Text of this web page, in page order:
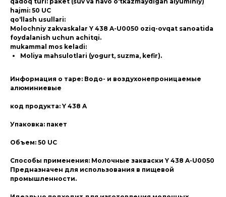
hajmi: 50 UC
qo‘llash usullari:
Molochniy zakvaskalar Y 438 A-U0050 oziq-ovqat sanoatida
foydalanish uchun achitqi.
mukammal mos keladi:
Moliya mahsulotlari (yogurt, suzma, kefir).
Информация о таре: Водо- и воздухонепроницаемые
алюминиевые
код продукта: Y 438 A
Упаковка: пакет
Объем: 50 UC
Способы применения: Молочные закваски Y 438 A-U0050
Предназначен для использования в пищевой
промышленности.